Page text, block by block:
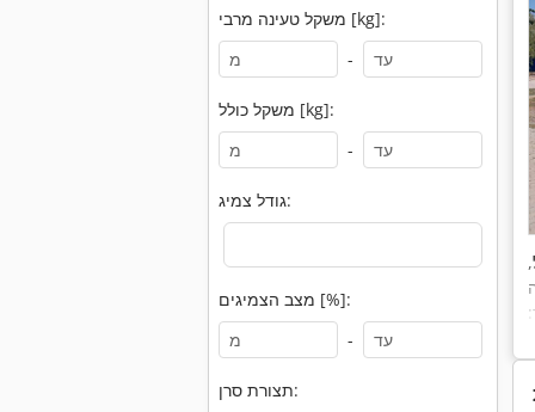
משקל טעינה מרבי [kg]:
-
משקל כולל [kg]:
-
גודל צמיג:
מצב הצמיגים [%]:
-
תצורת סרן:
,